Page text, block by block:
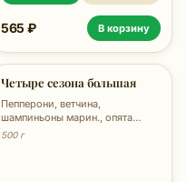
565 ₽ В корзину
Четыре сезона большая
Пепперони, ветчина,
шампиньоны марин., опята
марин., помидоры, сыр, соус
500 г